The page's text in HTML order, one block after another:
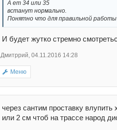
А ет 34 или 35
встанут нормально.
Понятно что для правильной
И будет жутко стремно
Дмитррий, 04.11.2016 14:28
Меню
через сантим проставку влупить
или 2 см чтоб на трассе народ